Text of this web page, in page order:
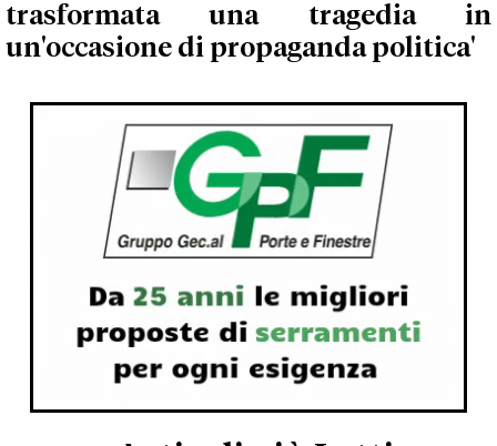
trasformata una tragedia in
un'occasione di propaganda politica'